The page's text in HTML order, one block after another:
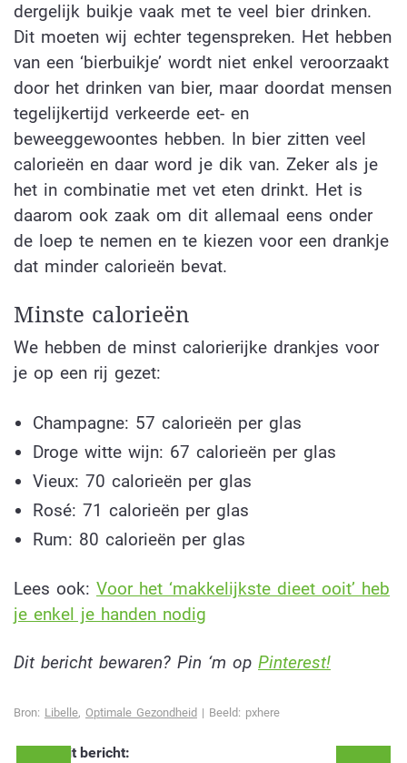
dergelijk buikje vaak met te veel bier drinken.
Dit moeten wij echter tegenspreken. Het hebben
van een ‘bierbuikje’ wordt niet enkel veroorzaakt
door het drinken van bier, maar doordat mensen
tegelijkertijd verkeerde eet- en
beweeggewoontes hebben. In bier zitten veel
calorieën en daar word je dik van. Zeker als je
het in combinatie met vet eten drinkt. Het is
daarom ook zaak om dit allemaal eens onder
de loep te nemen en te kiezen voor een drankje
dat minder calorieën bevat.
Minste calorieën
We hebben de minst calorierijke drankjes voor
je op een rij gezet:
Champagne: 57 calorieën per glas
Droge witte wijn: 67 calorieën per glas
Vieux: 70 calorieën per glas
Rosé: 71 calorieën per glas
Rum: 80 calorieën per glas
Lees ook: Voor het ‘makkelijkste dieet ooit’ heb
je enkel je handen nodig
Dit bericht bewaren? Pin ‘m op Pinterest!
Bron: Libelle, Optimale Gezondheid | Beeld: pxhere
Deel dit bericht: